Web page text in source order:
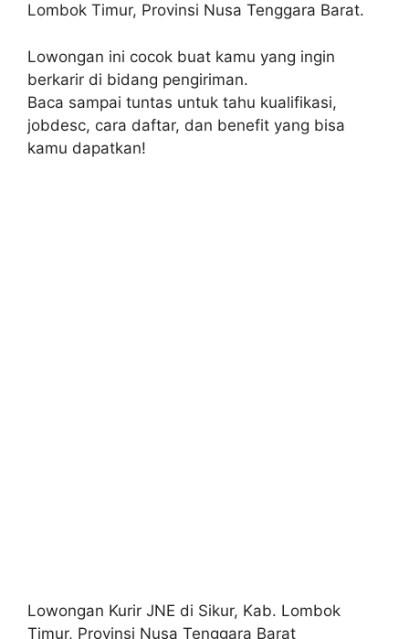
Lombok Timur, Provinsi Nusa Tenggara Barat.
Lowongan ini cocok buat kamu yang ingin
berkarir di bidang pengiriman.
Baca sampai tuntas untuk tahu kualifikasi,
jobdesc, cara daftar, dan benefit yang bisa
kamu dapatkan!
Lowongan Kurir JNE di Sikur, Kab. Lombok
Timur, Provinsi Nusa Tenggara Barat